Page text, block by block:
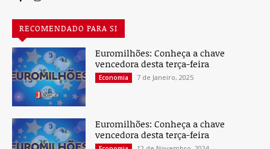
RECOMENDADO PARA SI
Euromilhões: Conheça a chave
vencedora desta terça-feira
Economia 7 de Janeiro, 2025
Euromilhões: Conheça a chave
vencedora desta terça-feira